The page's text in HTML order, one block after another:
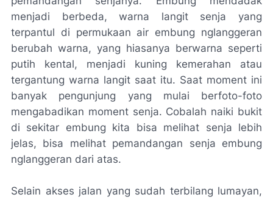
menjadi berbeda, warna langit senja yang
terpantul di permukaan air embung nglanggeran
berubah warna, yang hiasanya berwarna seperti
putih kental, menjadi kuning kemerahan atau
tergantung warna langit saat itu. Saat moment ini
banyak pengunjung yang mulai berfoto-foto
mengabadikan moment senja. Cobalah naiki bukit
di sekitar embung kita bisa melihat senja lebih
jelas, bisa melihat pemandangan senja embung
nglanggeran dari atas.
Selain akses jalan yang sudah terbilang lumayan,